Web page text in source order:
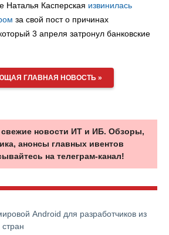
Наталья Касперская извинилась
за свой пост о причинах
3 апреля затронул банковские
ГЛАВНАЯ НОВОСТЬ »
новости ИТ и ИБ. Обзоры,
анонсы главных ивентов
на телеграм-канал!
Android для разработчиков из